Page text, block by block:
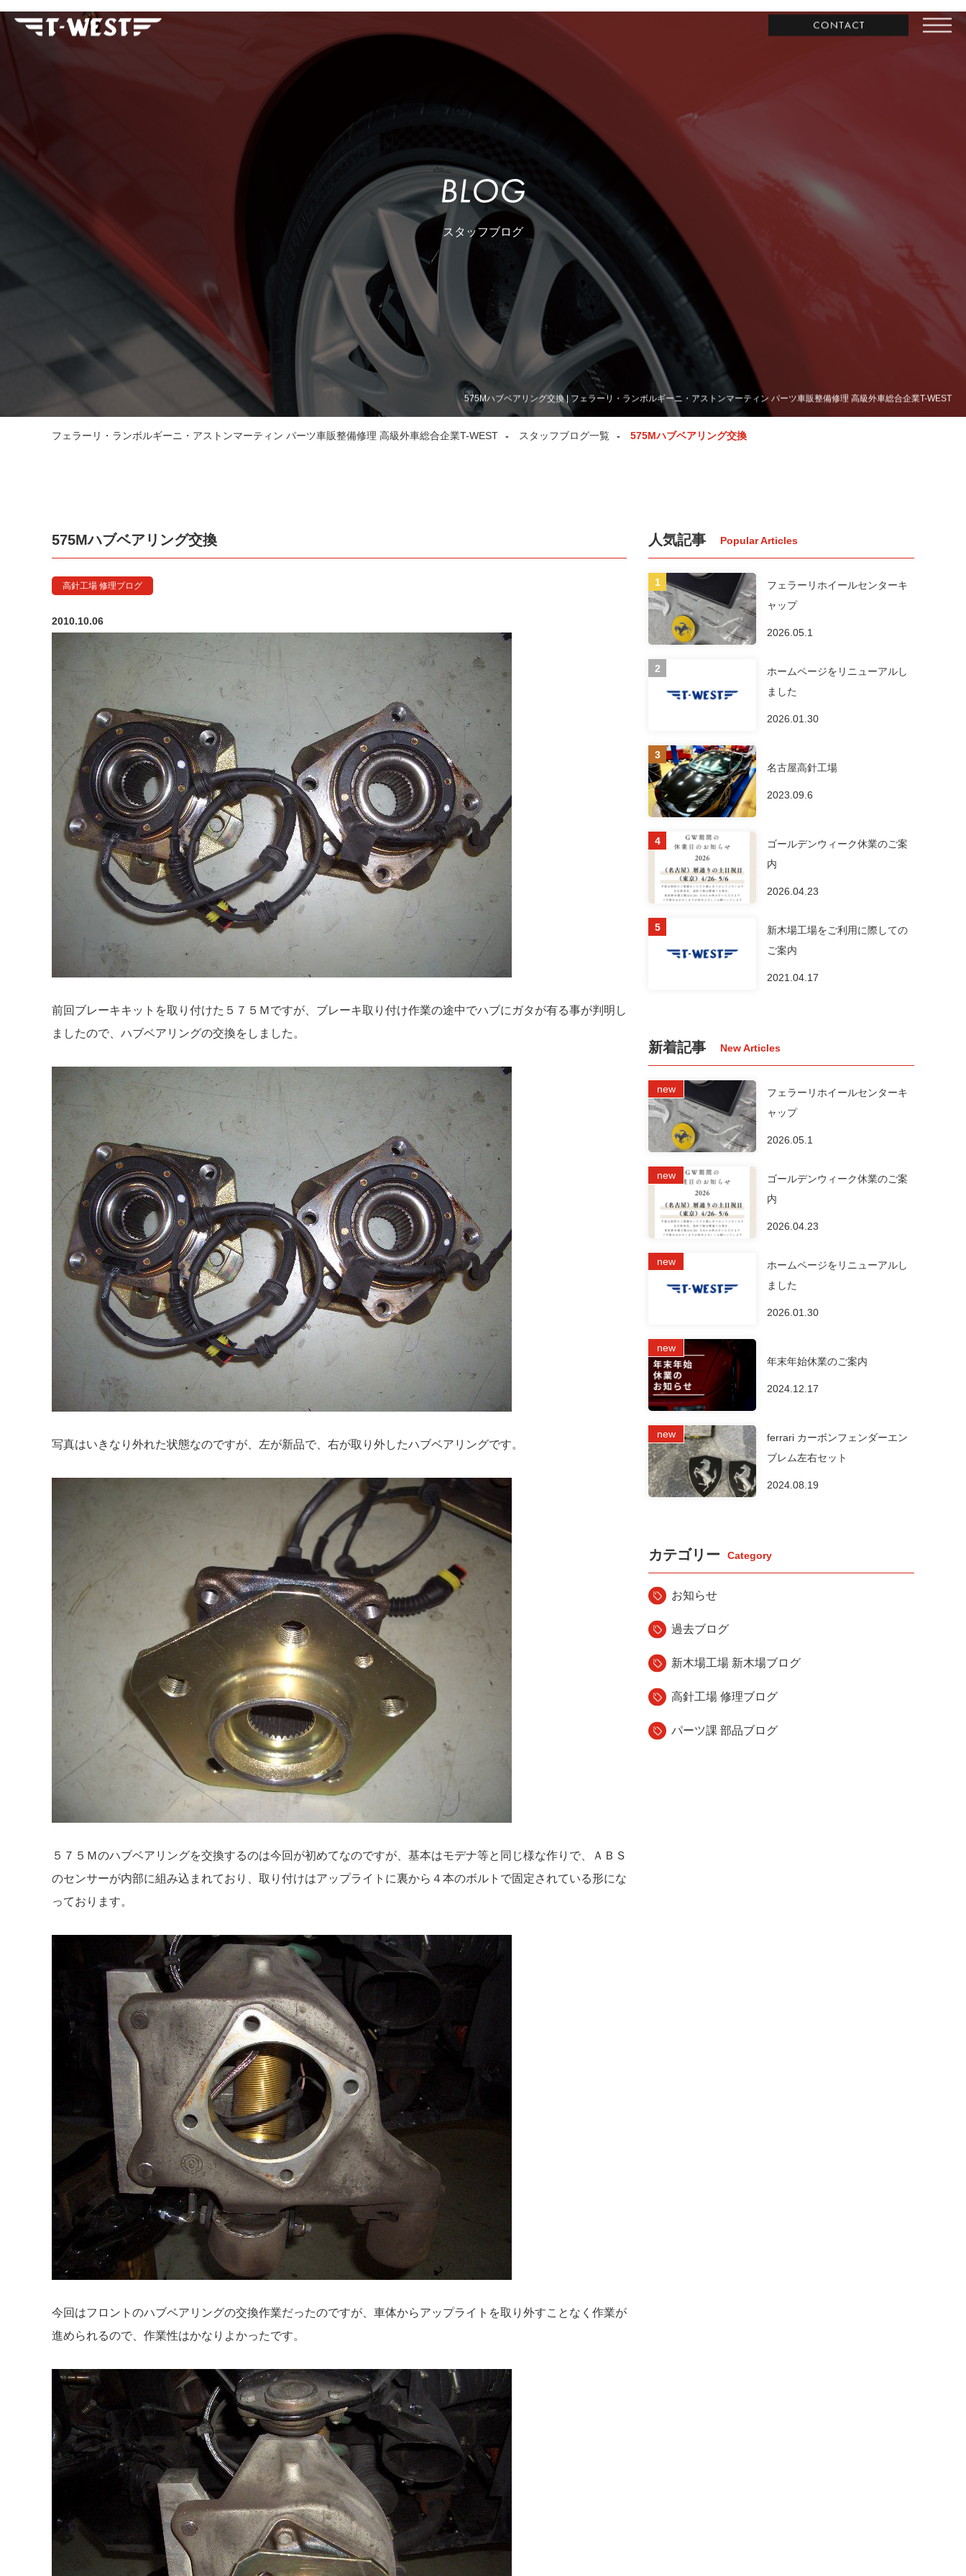
575Mハブベアリング交換 | フェラーリ・ランボルギーニ・アストンマーティン パーツ車販整備修理 高級外車総合企業T-WEST
スタッフブログ
フェラーリ・ランボルギーニ・アストンマーティン パーツ車販整備修理 高級外車総合企業T-WEST スタッフブログ一覧 575Mハブベアリング交換
575Mハブベアリング交換
高針工場 修理ブログ
2010.10.06
前回ブレーキキットを取り付けた５７５Ｍですが、ブレーキ取り付け作業の途中でハブにガタが有る事が判明し
ましたので、ハブベアリングの交換をしました。
写真はいきなり外れた状態なのですが、左が新品で、右が取り外したハブベアリングです。
５７５Ｍのハブベアリングを交換するのは今回が初めてなのですが、基本はモデナ等と同じ様な作りで、ＡＢＳ
のセンサーが内部に組み込まれており、取り付けはアップライトに裏から４本のボルトで固定されている形にな
っております。
今回はフロントのハブベアリングの交換作業だったのですが、車体からアップライトを取り外すことなく作業が
進められるので、作業性はかなりよかったです。
人気記事
フェラーリホイールセンターキ
ャップ
2026.05.1
ホームページをリニューアルし
ました
2026.01.30
名古屋高針工場
2023.09.6
ゴールデンウィーク休業のご案
内
2026.04.23
新木場工場をご利用に際しての
ご案内
2021.04.17
新着記事
フェラーリホイールセンターキ
ャップ
2026.05.1
ゴールデンウィーク休業のご案
内
2026.04.23
ホームページをリニューアルし
ました
2026.01.30
年末年始休業のご案内
2024.12.17
ferrari カーボンフェンダーエン
ブレム左右セット
2024.08.19
カテゴリー
お知らせ
過去ブログ
新木場工場 新木場ブログ
高針工場 修理ブログ
パーツ課 部品ブログ